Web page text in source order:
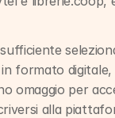
formato
omaggio per
alla